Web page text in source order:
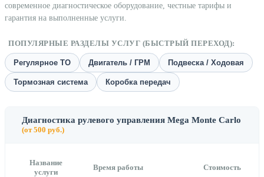
современное диагностическое оборудование, честные тарифы и
гарантия на выполненные услуги.
ПОПУЛЯРНЫЕ РАЗДЕЛЫ УСЛУГ (БЫСТРЫЙ ПЕРЕХОД):
Регулярное ТО Двигатель / ГРМ Подвеска / Ходовая
Тормозная система Коробка передач
Диагностика рулевого управления Mega Monte Carlo
(от 500 руб.)
Название
услуги
Время работы Стоимость